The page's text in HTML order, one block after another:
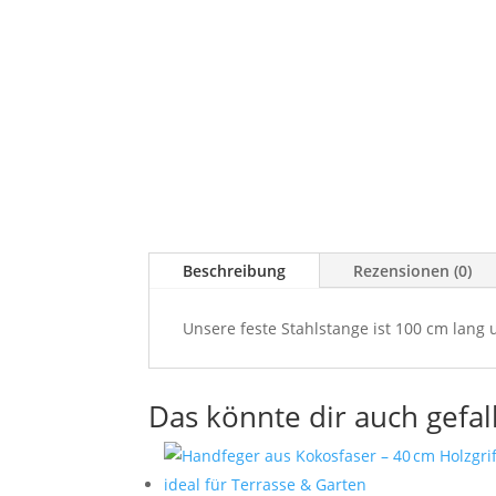
Beschreibung Rezensionen (0)
Unsere feste Stahlstange ist 100 cm
Das könnte dir auch